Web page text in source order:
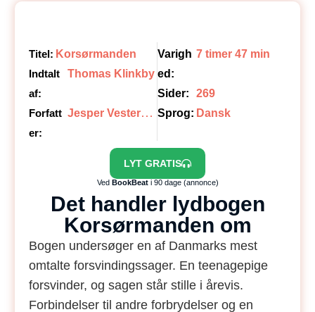
Titel: Korsørmanden
Indtalt
af:
Thomas Klinkby
Forfatt
er:
J
esper Vestergaard Larsen, Jesper Vestergaard Larsen
Varigh
ed:
7 timer 47 min
Sider:
269
Sprog: Dansk
LYT GRATIS
Ved BookBeati 90 dage (annonce)
Det handler lydbogen
Korsørmanden om
Bogen undersøger en af Danmarks mest
omtalte forsvindingssager. En teenagepige
forsvinder, og sagen står stille i årevis.
Forbindelser til andre forbrydelser og en